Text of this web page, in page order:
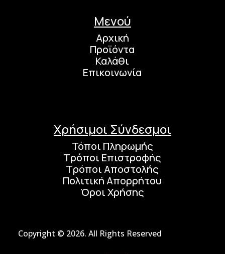
Μενού
Αρχική
Προϊόντα
Καλάθι
Επικοινωνία
Χρήσιμοι Σύνδεσμοι
Τόποι Πληρωμής
Τρόποι Επιστροφής
Τρόποι Αποστολής
Πολιτική Απορρήτου
Όροι Χρήσης
Copyright © 2026. All Rights Reserved